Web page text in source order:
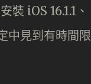
iOS 16.1.1、
中見到有時間限